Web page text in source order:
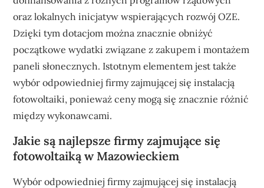
oraz lokalnych inicjatyw wspierających rozwój OZE.
Dzięki tym dotacjom można znacznie obniżyć
początkowe wydatki związane z zakupem i montażem
paneli słonecznych. Istotnym elementem jest także
wybór odpowiedniej firmy zajmującej się instalacją
fotowoltaiki, ponieważ ceny mogą się znacznie różnić
między wykonawcami.
Jakie są najlepsze firmy zajmujące się
fotowoltaiką w Mazowieckiem
Wybór odpowiedniej firmy zajmującej się instalacją